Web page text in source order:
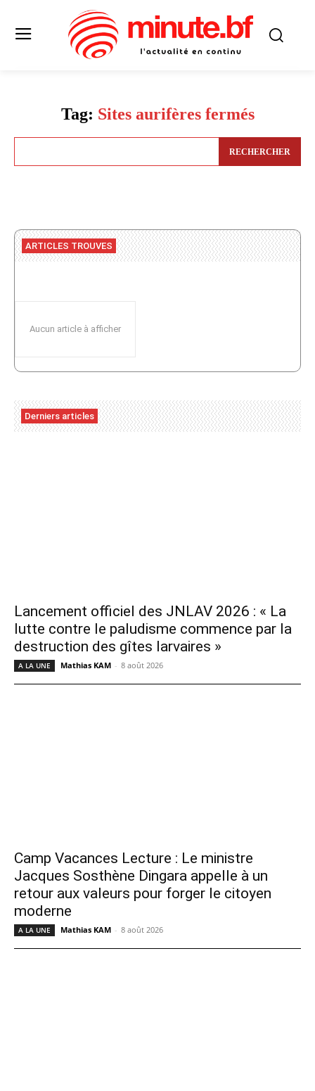
Tag: Sites aurifères fermés
RECHERCHER
ARTICLES TROUVES
Aucun article à afficher
Derniers articles
Lancement officiel des JNLAV 2026 : « La
lutte contre le paludisme commence par la
destruction des gîtes larvaires »
A LA UNE Mathias KAM - 8 août 2026
Camp Vacances Lecture : Le ministre
Jacques Sosthène Dingara appelle à un
retour aux valeurs pour forger le citoyen
moderne
A LA UNE Mathias KAM - 8 août 2026